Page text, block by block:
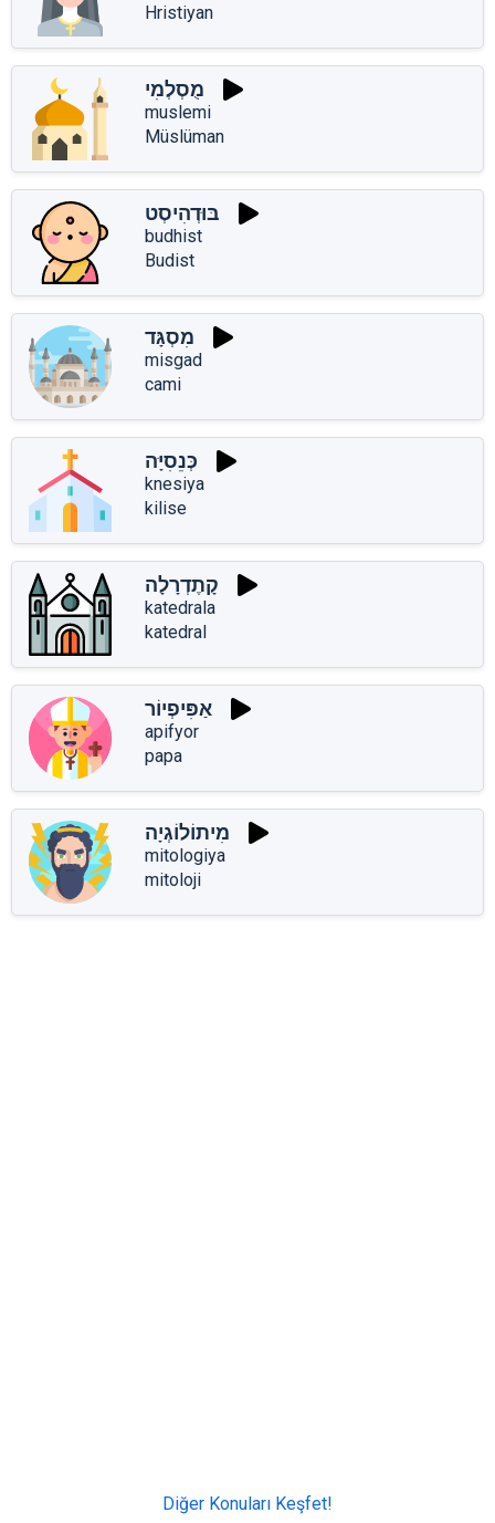
Hristiyan
מֻסְלְמִי
muslemi
Müslüman
בּוּדְהִיסְט
budhist
Budist
מִסְגָּד
misgad
cami
כְּנֵסִיָּה
knesiya
kilise
קָתֶדְרָלָה
katedrala
katedral
אַפִּיפְיוֹר
apifyor
papa
מִיתוֹלוֹגְיָה
mitologiya
mitoloji
Diğer Konuları Keşfet!